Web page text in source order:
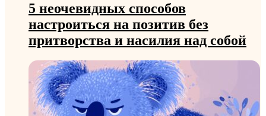
5 неочевидных способов
настроиться на позитив без
притворства и насилия над собой